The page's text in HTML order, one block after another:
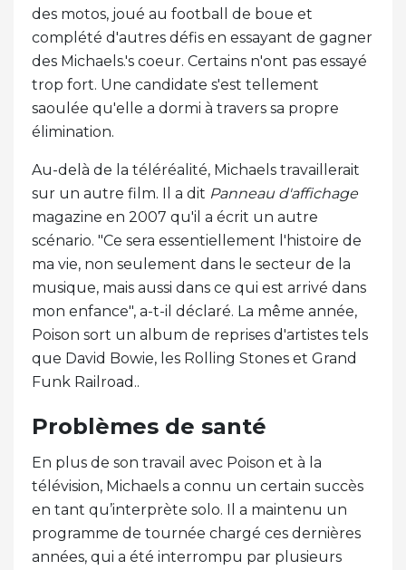
des motos, joué au football de boue et
complété d'autres défis en essayant de gagner
des Michaels.'s coeur. Certains n'ont pas essayé
trop fort. Une candidate s'est tellement
saoulée qu'elle a dormi à travers sa propre
élimination.
Au-delà de la téléréalité, Michaels travaillerait
sur un autre film. Il a dit Panneau d'affichage
magazine en 2007 qu'il a écrit un autre
scénario. "Ce sera essentiellement l'histoire de
ma vie, non seulement dans le secteur de la
musique, mais aussi dans ce qui est arrivé dans
mon enfance", a-t-il déclaré. La même année,
Poison sort un album de reprises d'artistes tels
que David Bowie, les Rolling Stones et Grand
Funk Railroad..
Problèmes de santé
En plus de son travail avec Poison et à la
télévision, Michaels a connu un certain succès
en tant qu’interprète solo. Il a maintenu un
programme de tournée chargé ces dernières
années, qui a été interrompu par plusieurs